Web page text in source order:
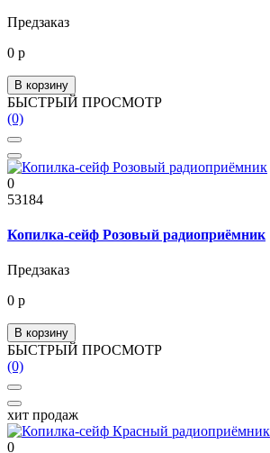
Предзаказ
0 р
В корзину
БЫСТРЫЙ ПРОСМОТР
(0)
0
53184
Копилка-сейф Розовый радиоприёмник
Предзаказ
0 р
В корзину
БЫСТРЫЙ ПРОСМОТР
(0)
хит продаж
0